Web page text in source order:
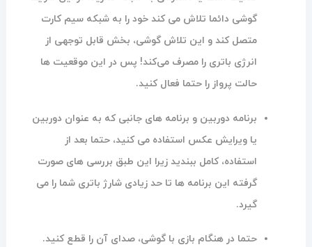
گوشی دائما تلاش می کند خود را به شبکه سیم کارت
متصل کند و این تلاش گوشی، بخش قابل توجهی از
انرژی باتری را مصرف می‌کند! پس در این موقعیت ها
حالت پرواز را حتما فعال کنید.
برنامه دوربین و برنامه های جانبی که به عنوان دوربین
یا ویرایش عکس استفاده می کنید، حتما بعد از
استفاده، کامل ببندید زیرا این طبق بررسی های صورت
گرفته این برنامه ها تا حد زیادی شارژ باتری شما را می
گیرد.
حتما در هنگام بازی با گوشی، صدای آن را قطع کنید.